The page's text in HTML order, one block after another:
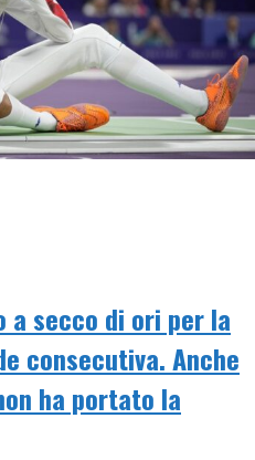
a secco di ori per la
consecutiva. Anche
ha portato la